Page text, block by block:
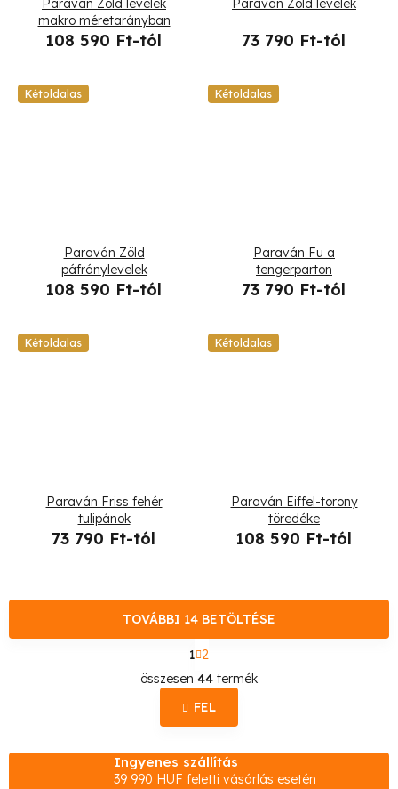
Paraván Zöld levelek
makro méretarányban
108 590 Ft-tól
Paraván Zöld levelek
73 790 Ft-tól
Kétoldalas
Paraván Zöld
páfránylevelek
108 590 Ft-tól
Kétoldalas
Paraván Fu a
tengerparton
73 790 Ft-tól
Kétoldalas
Paraván Friss fehér
tulipánok
73 790 Ft-tól
Kétoldalas
Paraván Eiffel-torony
töredéke
108 590 Ft-tól
L
i
s
t
a
TOVÁBBI 14 BETÖLTÉSE
L
a
p
o
z
1 2
összesen 44 termék
FEL
Ingyenes szállítás
39 990 HUF feletti vásárlás esetén